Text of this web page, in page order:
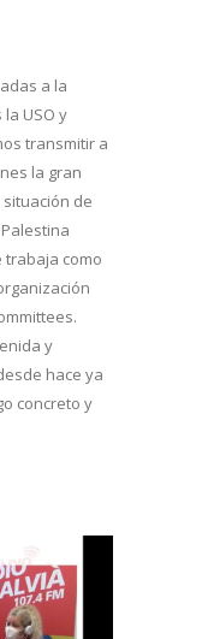
a la
USO y
transmitir a
la gran
de
trabaja como
y
hace ya
concreto y